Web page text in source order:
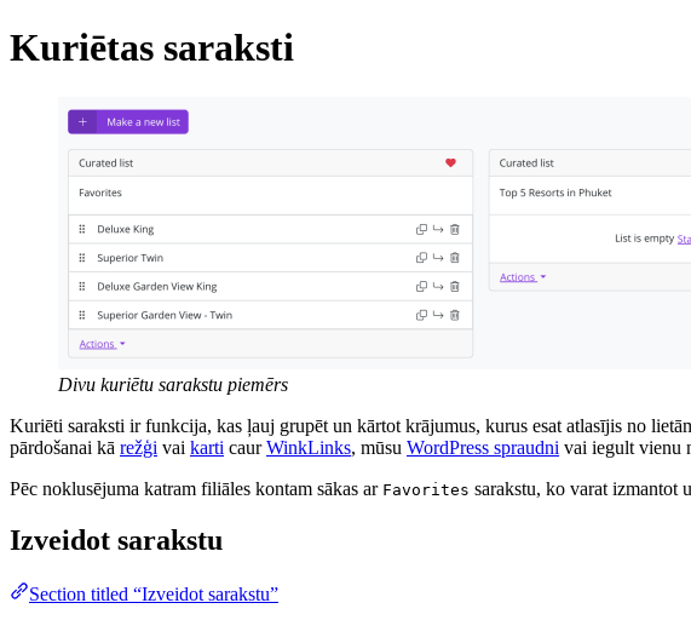
Kuriētas saraksti
Divu kuriētu sarakstu piemērs
Kuriēti saraksti ir funkcija, kas ļauj grupēt un kārtot krājumus, kurus esat atlasījis no
pārdošanai kā režģi vai karti caurWinkLinks, mūsu WordPress spraudni vai iegult vienu
Pēc noklusējuma katram filiāles kontam sākas ar Favorites sarakstu, ko varat izmantot
Izveidot sarakstu
Section titled “Izveidot sarakstu”